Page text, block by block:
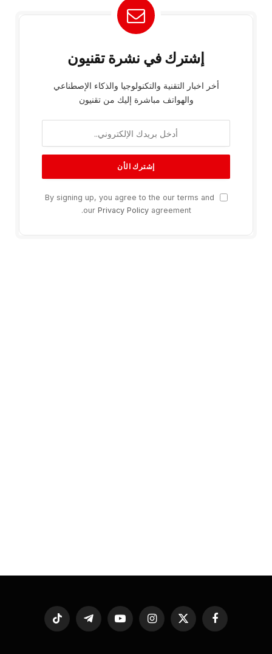
إشترك في نشرة تقنيون
أخر اخبار التقنية والتكنولوجيا والذكاء الإصطناعي
والهواتف مباشرة إليك من تقنيون
By signing up, you agree to the our terms and
our Privacy Policyagreement.
فيسبوك
X
الانستغراميوتيوب تيلقرام تيكتوك